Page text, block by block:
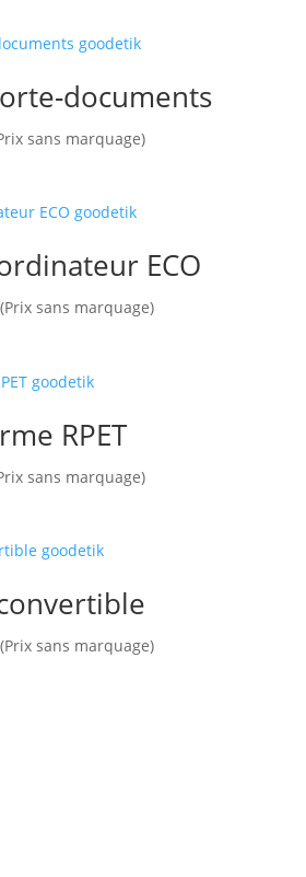
documents
sans marquage)
ECO
sans marquage)
RPET
sans marquage)
sans marquage)